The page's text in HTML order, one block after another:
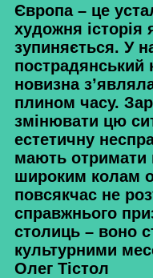
Європа – це
художня історія
зупиняється. У
пострадянський
новизна
плином часу.
змінювати цю
естетичну
мають отримати
широким колам
повсякчас не
справжнього
столиць – воно
культурними
Олег Тістол